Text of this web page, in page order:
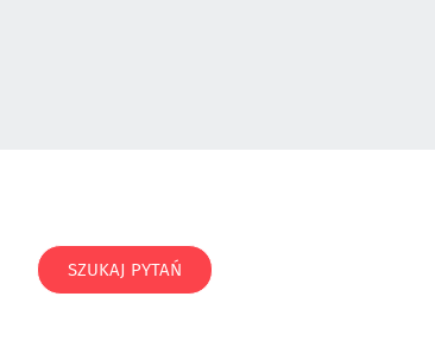
SZUKAJ PYTAŃ